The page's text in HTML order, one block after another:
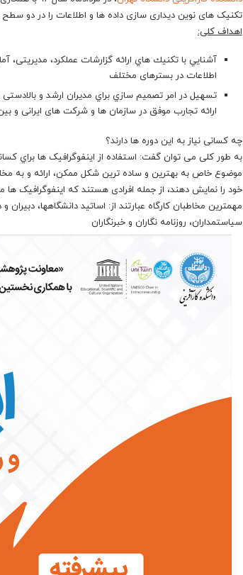
تکنیک های نوین دیداری سازی داده ها و اطلاعات را در دو سطح
اهداف کلی:
آشنايي با تكنيك هاي ارائه گزارشات عملکرد، مدیریتی،
اطلاعات در بسترهای مختلف
تسهيل در امر تصميم سازي براي مديران ارشد و بالادستی
ارائه تجارب موفق در سازمان ها و شرکت های ایرانی و
چه کسانی نیاز به این دوره ها دارند؟
به طور کلی می توان گفت: استفاده از اینفوگرافیک ها براي
موضوع خاص به بهترین و ساده ترین شکل ممکن، ارائه و به
خود را نمایش دهند، از جمله افرادی هستند که اینفوگرافیک ها
مهمترين مخاطبان كارگاه عبارتند از: اساتيد دانشگاهها،
سیاستمداران، روزنامه نگاران و خبرنگاران